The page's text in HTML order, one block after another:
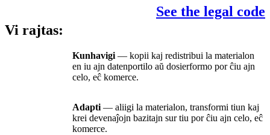
See the legal code
Vi rajtas:
Kunhavigi — kopii kaj redistribui la materialon
en iu ajn datenportilo aŭ dosierformo por ĉiu ajn
celo, eĉ komerce.
Adapti — aliigi la materialon, transformi tiun kaj
krei devenaĵojn bazitajn sur tiu por ĉiu ajn celo, eĉ
komerce.